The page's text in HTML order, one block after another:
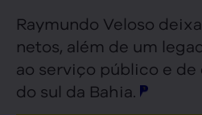
Raymundo Veloso
netos, além de um
ao serviço público e de
do sul da Bahia.